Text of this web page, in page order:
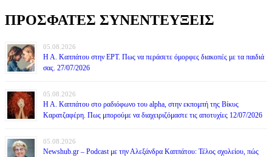
ΠΡΟΣΦΑΤΕΣ ΣΥΝΕΝΤΕΥΞΕΙΣ
05.08.2026
Η Α. Καππάτου στην ΕΡΤ. Πως να περάσετε όμορφες διακοπές με τα παιδιά
σας. 27/07/2026
05.08.2026
Η Α. Καππάτου στο ραδιόφωνο του alpha, στην εκπομπή της Βίκυς
Καρατζαφέρη. Πως μπορούμε να διαχειριζόμαστε τις αποτυχίες 12/07/2026
05.08.2026
Newshub.gr – Podcast με την Αλεξάνδρα Καππάτου: Τέλος σχολείου, πώς